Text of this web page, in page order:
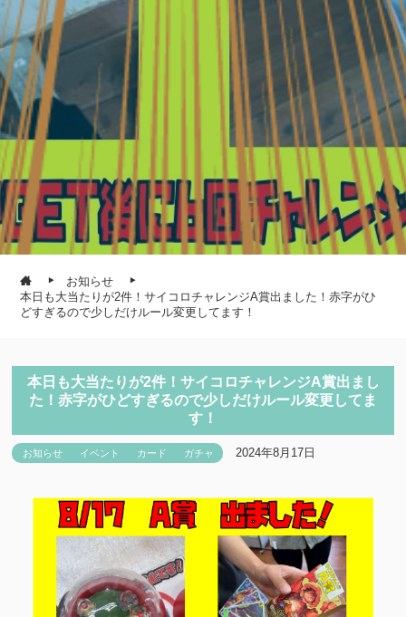
お知らせ
本日も大当たりが2件！サイコロチャレンジA賞出ました！赤字がひ
どすぎるので少しだけルール変更してます！
本日も大当たりが2件！サイコロチャレンジA賞出まし
た！赤字がひどすぎるので少しだけルール変更してま
す！
お知らせ イベント カード ガチャ 2024年8月17日